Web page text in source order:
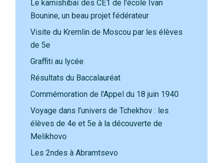
Le kamishibaï des CE1 de l'école Ivan
Bounine, un beau projet fédérateur
Visite du Kremlin de Moscou par les élèves
de 5e
Graffiti au lycée
Résultats du Baccalauréat
Commémoration de l'Appel du 18 juin 1940
Voyage dans l’univers de Tchekhov : les
élèves de 4e et 5e à la découverte de
Melikhovo
Les 2ndes à Abramtsevo